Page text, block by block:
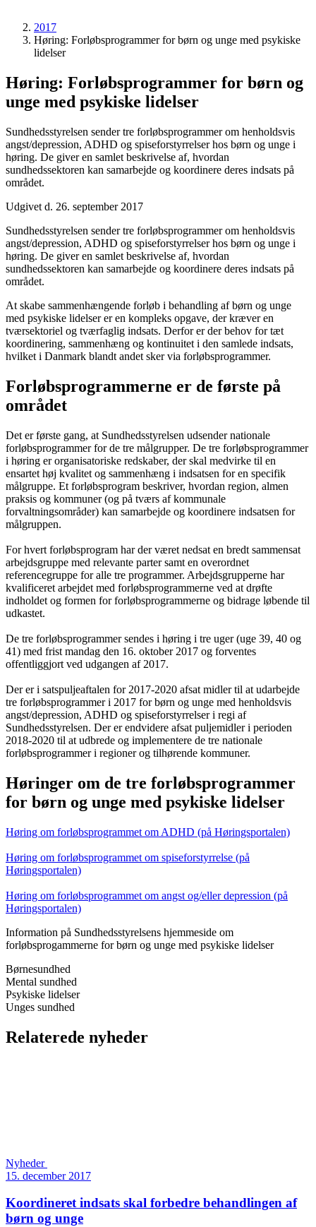
2017
Høring: Forløbsprogrammer for børn og unge med psykiske
lidelser
Høring: Forløbsprogrammer for børn og
unge med psykiske lidelser
Sundhedsstyrelsen sender tre forløbsprogrammer om henholdsvis
angst/depression, ADHD og spiseforstyrrelser hos børn og unge i
høring. De giver en samlet beskrivelse af, hvordan
sundhedssektoren kan samarbejde og koordinere deres indsats på
området.
Udgivet d. 26. september 2017
Sundhedsstyrelsen sender tre forløbsprogrammer om henholdsvis
angst/depression, ADHD og spiseforstyrrelser hos børn og unge i
høring. De giver en samlet beskrivelse af, hvordan
sundhedssektoren kan samarbejde og koordinere deres indsats på
området.
At skabe sammenhængende forløb i behandling af børn og unge
med psykiske lidelser er en kompleks opgave, der kræver en
tværsektoriel og tværfaglig indsats. Derfor er der behov for tæt
koordinering, sammenhæng og kontinuitet i den samlede indsats,
hvilket i Danmark blandt andet sker via forløbsprogrammer.
Forløbsprogrammerne er de første på
området
Det er første gang, at Sundhedsstyrelsen udsender nationale
forløbsprogrammer for de tre målgrupper. De tre forløbsprogrammer
i høring er organisatoriske redskaber, der skal medvirke til en
ensartet høj kvalitet og sammenhæng i indsatsen for en specifik
målgruppe. Et forløbsprogram beskriver, hvordan region, almen
praksis og kommuner (og på tværs af kommunale
forvaltningsområder) kan samarbejde og koordinere indsatsen for
målgruppen.
For hvert forløbsprogram har der været nedsat en bredt sammensat
arbejdsgruppe med relevante parter samt en overordnet
referencegruppe for alle tre programmer. Arbejdsgrupperne har
kvalificeret arbejdet med forløbsprogrammerne ved at drøfte
indholdet og formen for forløbsprogrammerne og bidrage løbende til
udkastet.
De tre forløbsprogrammer sendes i høring i tre uger (uge 39, 40 og
41) med frist mandag den 16. oktober 2017 og forventes
offentliggjort ved udgangen af 2017.
Der er i satspuljeaftalen for 2017-2020 afsat midler til at udarbejde
tre forløbsprogrammer i 2017 for børn og unge med henholdsvis
angst/depression, ADHD og spiseforstyrrelser i regi af
Sundhedsstyrelsen. Der er endvidere afsat puljemidler i perioden
2018-2020 til at udbrede og implementere de tre nationale
forløbsprogrammer i regioner og tilhørende kommuner.
Høringer om de tre forløbsprogrammer
for børn og unge med psykiske lidelser
Høring om forløbsprogrammet om ADHD (på Høringsportalen)
Høring om forløbsprogrammet om spiseforstyrrelse (på
Høringsportalen)
Høring om forløbsprogrammet om angst og/eller depression (på
Høringsportalen)
Information på Sundhedsstyrelsens hjemmeside om
forløbsprogammerne for børn og unge med psykiske lidelser
Børnesundhed
Mental sundhed
Psykiske lidelser
Unges sundhed
Relaterede nyheder
Nyheder
15. december 2017
Koordineret indsats skal forbedre behandlingen af
børn og unge